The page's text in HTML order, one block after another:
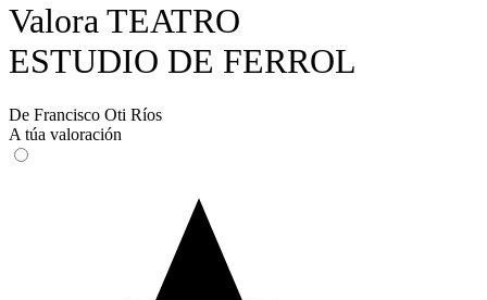
Valora TEATRO
ESTUDIO DE FERROL
De Francisco Oti Ríos
A túa valoración